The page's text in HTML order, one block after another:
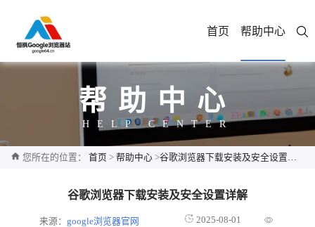
首页 帮助中心
帮助中心
HELP CENTER
您所在的位置： 首页 > 帮助中心 >谷歌浏览器下载安装及安全设置详解
谷歌浏览器下载安装及安全设置详解
来源：google浏览器官网 2025-08-01